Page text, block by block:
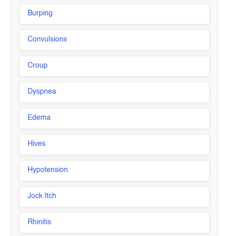
Burping
Convulsions
Croup
Dyspnea
Edema
Hives
Hypotension
Jock Itch
Rhinitis